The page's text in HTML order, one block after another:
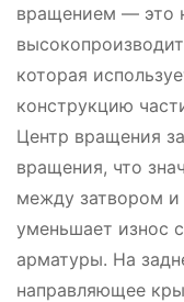
вращением — это
которая
конструкцию
Центр вращения
вращения, что
между затвором
уменьшает износ
арматуры. На
направляющее